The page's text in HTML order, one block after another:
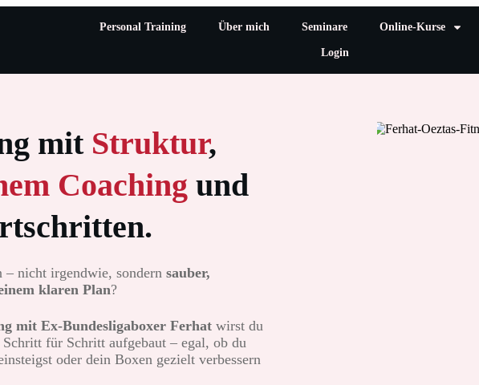
Personal Training Über mich Seminare Online-Kurse
Login
mit Struktur,
Coaching und
nicht irgendwie, sondern sauber,
klaren Plan?
mit Ex-Bundesligaboxer Ferhat wirst du
für Schritt aufgebaut – egal, ob du
oder dein Boxen gezielt verbessern